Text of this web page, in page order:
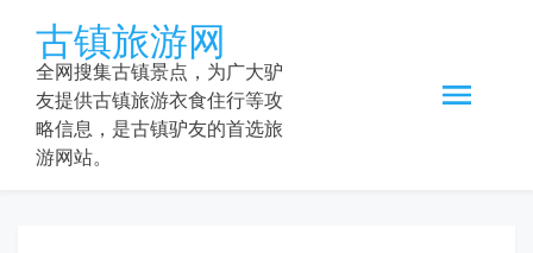
content
古镇旅游网
全网搜集古镇景点，为广大驴
友提供古镇旅游衣食住行等攻
略信息，是古镇驴友的首选旅
游网站。